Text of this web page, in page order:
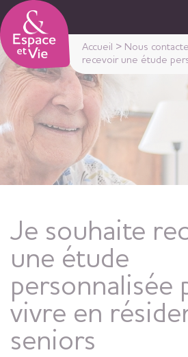
Accueil > Nous
recevoir une étude
Je souhaite
une étude
personnalisée
vivre en
seniors
Panneau de gestion des cookies